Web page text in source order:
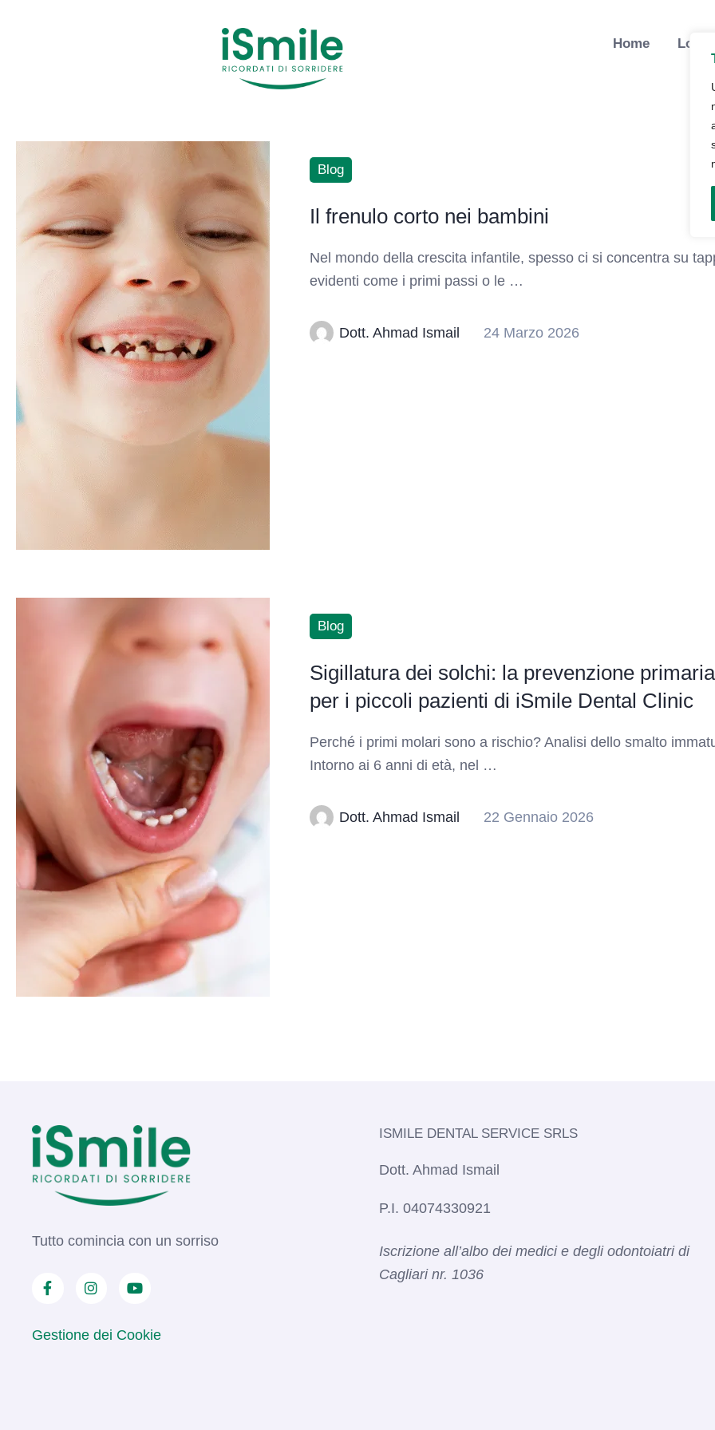
Home Lo
Blog
Il frenulo corto nei bambini
Nel mondo della crescita infantile, spesso ci si concentra su
evidenti come i primi passi o le …
Dott. Ahmad Ismail 24 Marzo 2026
Blog
Sigillatura dei solchi: la prevenzione primaria
per i piccoli pazienti di iSmile Dental Clinic
Perché i primi molari sono a rischio? Analisi dello smalto
Intorno ai 6 anni di età, nel …
Dott. Ahmad Ismail 22 Gennaio 2026
Tutto comincia con un sorriso
Gestione dei Cookie
ISMILE DENTAL SERVICE SRLS​
Dott. Ahmad Ismail
P.I. 04074330921
Iscrizione all’albo dei medici e degli odontoiatri di
Cagliari nr. 1036​